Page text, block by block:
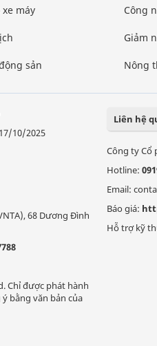
xe máy
sản
Công
Giảm
Nông
10/2025
68 Dương Đình
Chỉ được phát hành
bằng văn bản của
Liên hệ
Công ty Cổ
Hotline:
Email:
Báo giá:
Hỗ trợ kỹ